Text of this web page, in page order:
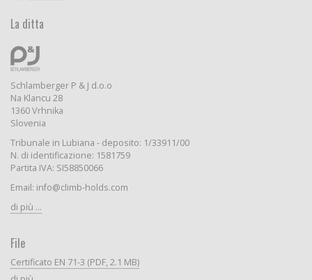
La ditta
Schlamberger P & J d.o.o
Na Klancu 28
1360 Vrhnika
Slovenia
Tribunale in Lubiana - deposito: 1/33911/00
N. di identificazione: 1581759
Partita IVA: SI58850066
Email: info@climb-holds.com
di più ...
File
Certificato EN 71-3 (PDF, 2.1 MB)